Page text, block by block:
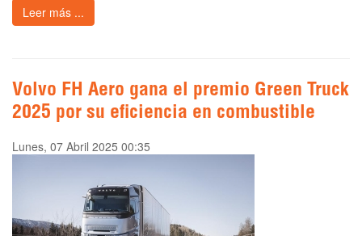
Leer más ...
Volvo FH Aero gana el premio Green Truck
2025 por su eficiencia en combustible
Lunes, 07 Abril 2025 00:35